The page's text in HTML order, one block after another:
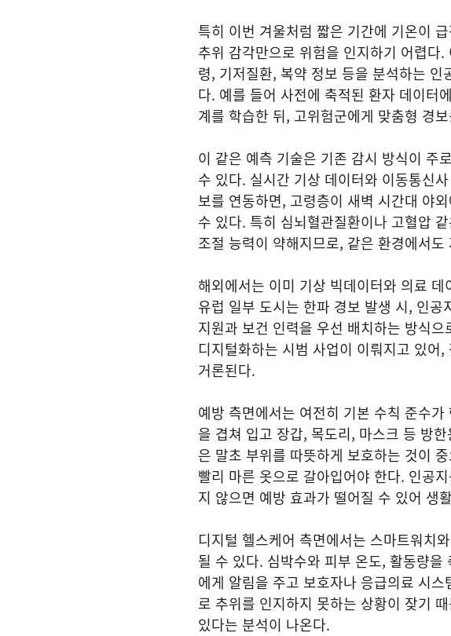
특히 이번 겨울처럼 짧은 기간에 기온이
추위 감각만으로 위험을 인지하기 어렵다
령, 기저질환, 복약 정보 등을 분석하는
다. 예를 들어 사전에 축적된 환자 데이터
계를 학습한 뒤, 고위험군에게 맞춤형 경
이 같은 예측 기술은 기존 감시 방식이 주
수 있다. 실시간 기상 데이터와 이동통신
보를 연동하면, 고령층이 새벽 시간대 야
수 있다. 특히 심뇌혈관질환이나 고혈압
조절 능력이 약해지므로, 같은 환경에서
해외에서는 이미 기상 빅데이터와 의료
유럽 일부 도시는 한파 경보 발생 시, 인
지원과 보건 인력을 우선 배치하는 방식
디지털화하는 시범 사업이 이뤄지고 있
거론된다.
예방 측면에서는 여전히 기본 수칙 준수
을 겹쳐 입고 장갑, 목도리, 마스크 등 방
은 말초 부위를 따뜻하게 보호하는 것이
빨리 마른 옷으로 갈아입어야 한다. 인공
지 않으면 예방 효과가 떨어질 수 있어 생
디지털 헬스케어 측면에서는 스마트워치
될 수 있다. 심박수와 피부 온도, 활동량
에게 알림을 주고 보호자나 응급의료 시
로 추위를 인지하지 못하는 상황이 잦기
있다는 분석이 나온다.